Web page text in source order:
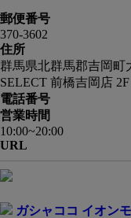
郵便番号
370-3602
住所
群馬県北群馬郡吉岡町
SELECT 前橋吉岡店 2F
電話番号
営業時間
10:00~20:00
URL
ガシャココ イオン